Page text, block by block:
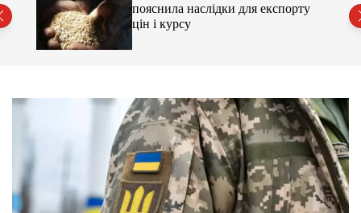
л
ь
г
о
р
е
ж
и
м
у
пояснила наслідки для експорту
цін і курсу